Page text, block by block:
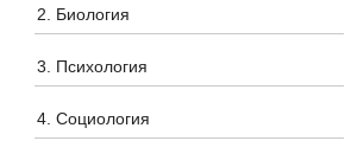
2. Биология
3. Психология
4. Социология